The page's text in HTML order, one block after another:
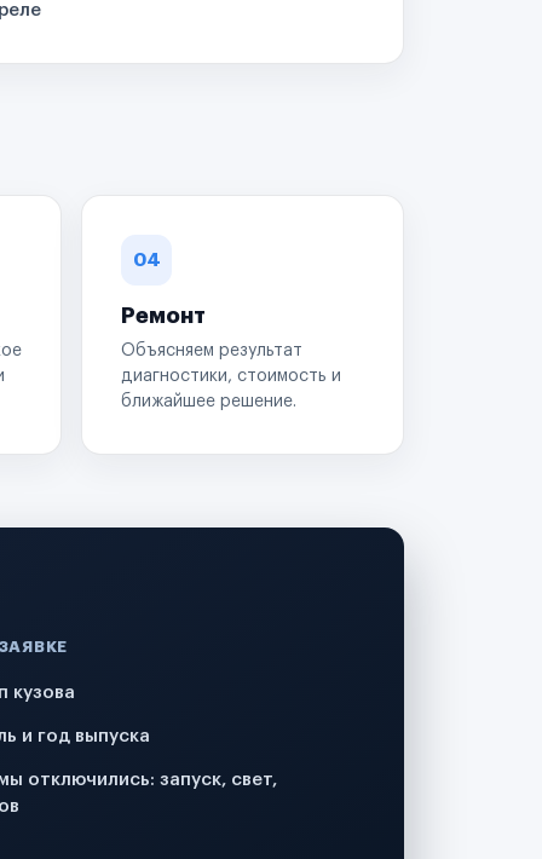
04
Ремонт
Объясняем результат
диагностики, стоимость и
ближайшее решение.
кузова
и год выпуска
отключились: запуск, свет,